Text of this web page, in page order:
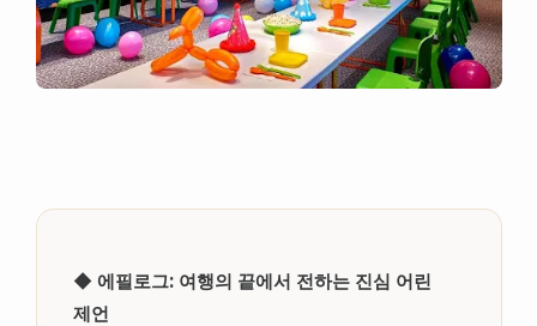
◆ 에필로그: 여행의 끝에서 전하는 진심 어린
제언